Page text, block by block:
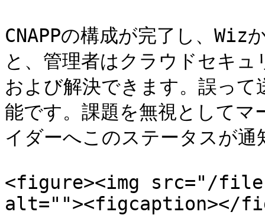
CNAPPの構成が完了し、
と、管理者はクラウドセキ
および解決できます。誤っ
能です。課題を無視としてマ
イダーへこのステータスが通
<figure><img src="/
alt=""><figcaption></